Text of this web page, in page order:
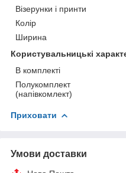
Візерунки і принти
Колір
Ширина
Користувальницькі
В комплекті
Полукомплект
(напівкомлект)
Приховати
Умови доставки